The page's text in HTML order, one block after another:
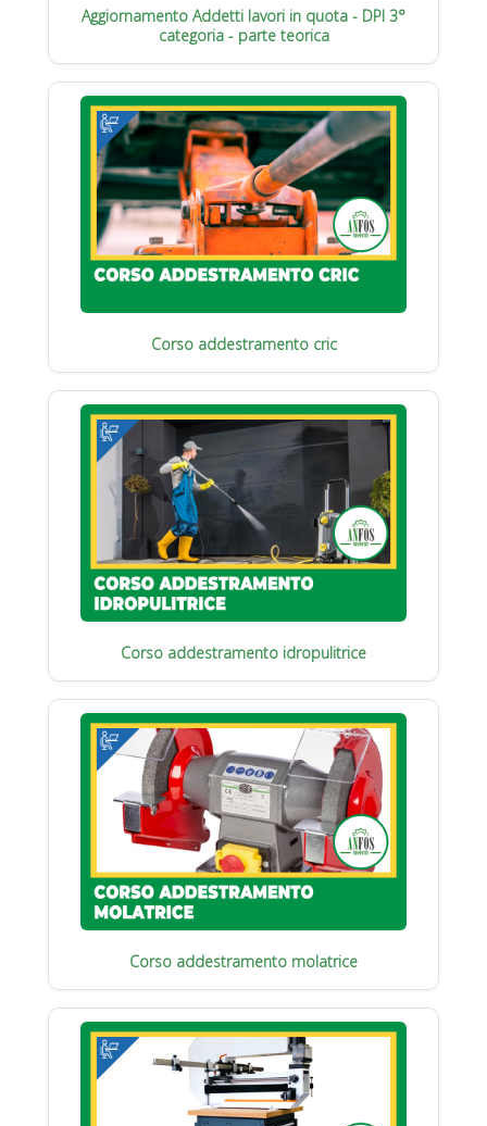
Aggiornamento Addetti lavori in quota - DPI 3°
categoria - parte teorica
Corso addestramento cric
Corso addestramento idropulitrice
Corso addestramento molatrice